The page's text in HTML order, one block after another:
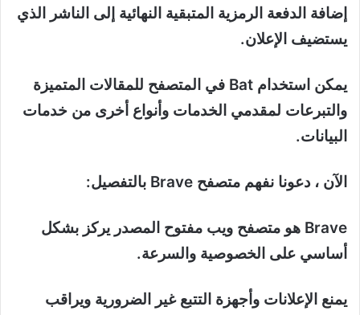
إضافة الدفعة الرمزية المتبقية النهائية إلى الناشر الذي
يستضيف الإعلان.
يمكن استخدام Bat في المتصفح للمقالات المتميزة
والتبرعات لمقدمي الخدمات وأنواع أخرى من خدمات
البيانات.
الآن ، دعونا نفهم متصفح Brave بالتفصيل:
Brave هو متصفح ويب مفتوح المصدر يركز بشكل
أساسي على الخصوصية والسرعة.
يمنع الإعلانات وأجهزة التتبع غير الضرورية ويراقب